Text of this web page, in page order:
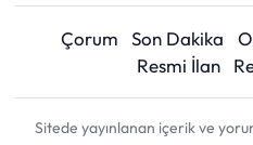
Çorum Son Dakika
Resmi İlan
Sitede yayınlanan içerik ve